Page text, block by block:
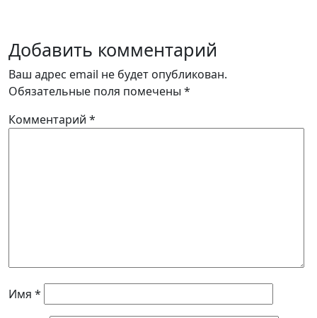
Добавить комментарий
Ваш адрес email не будет опубликован.
Обязательные поля помечены *
Комментарий *
Имя *